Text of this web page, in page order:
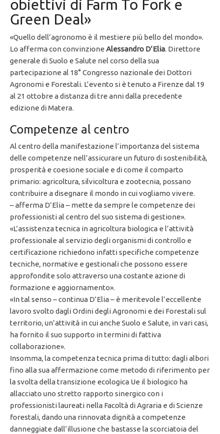
obiettivi di Farm To Fork e
Green Deal»
«Quello dell’agronomo è il mestiere più bello del mondo».
Lo afferma con convinzione Alessandro D’Elia. Direttore
generale di Suolo e Salute nel corso della sua
partecipazione al 18° Congresso nazionale dei Dottori
Agronomi e Forestali. L’evento si è tenuto a Firenze dal 19
al 21 ottobre a distanza di tre anni dalla precedente
edizione di Matera.
Competenze al centro
Al centro della manifestazione l’importanza del sistema
delle competenze nell’assicurare un futuro di sostenibilità,
prosperità e coesione sociale e di come il comparto
primario: agricoltura, silvicoltura e zootecnia, possano
contribuire a disegnare il mondo in cui vogliamo vivere.
– afferma D’Elia – mette da sempre le competenze dei
professionisti al centro del suo sistema di gestione».
«L’assistenza tecnica in agricoltura biologica e l’attività
professionale al servizio degli organismi di controllo e
certificazione richiedono infatti specifiche competenze
tecniche, normative e gestionali che possono essere
approfondite solo attraverso una costante azione di
formazione e aggiornamento».
«In tal senso – continua D’Elia – è meritevole l’eccellente
lavoro svolto dagli Ordini degli Agronomi e dei Forestali sul
territorio, un’attività in cui anche Suolo e Salute, in vari casi,
ha fornito il suo supporto in termini di fattiva
collaborazione».
Insomma, la competenza tecnica prima di tutto: dagli albori
fino alla sua affermazione come metodo di riferimento per
la svolta della transizione ecologica Ue il biologico ha
allacciato uno stretto rapporto sinergico con i
professionisti laureati nella Facoltà di Agraria e di Scienze
forestali, dando una rinnovata dignità a competenze
danneggiate dall’illusione che bastasse la scorciatoia del